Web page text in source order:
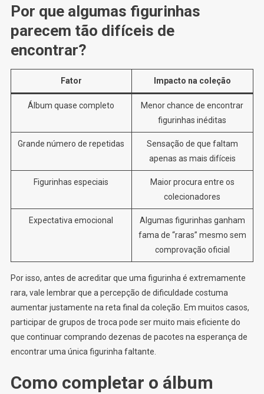
Por que algumas figurinhas
parecem tão difíceis de
encontrar?
Fator Impacto na coleção
Álbum quase completo
Menor chance de encontrar
figurinhas inéditas
Grande número de repetidas
Sensação de que faltam
apenas as mais difíceis
Figurinhas especiais
Maior procura entre os
colecionadores
Expectativa emocional
Algumas figurinhas ganham
fama de “raras” mesmo sem
comprovação oficial
Por isso, antes de acreditar que uma figurinha é extremamente
rara, vale lembrar que a percepção de dificuldade costuma
aumentar justamente na reta final da coleção. Em muitos casos,
participar de grupos de troca pode ser muito mais eficiente do
que continuar comprando dezenas de pacotes na esperança de
encontrar uma única figurinha faltante.
Como completar o álbum